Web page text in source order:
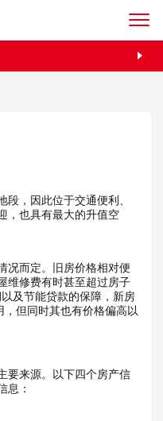
，因此位于交通便利、
，也具有最大的升值空
况而定。旧房价格相对便
维修费有时甚至超过房子
及节能贷款的保障，新房
，但同时其也有价格偏高以
要来源。以下四个房产信
息：